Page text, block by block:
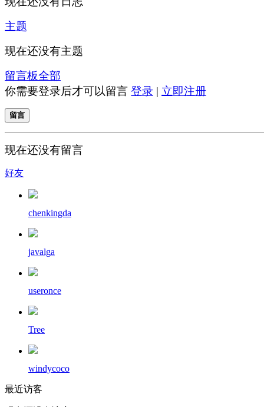
主题
现在还没有主题
留言板全部
你需要登录后才可以留言 登录 | 立即注册
留言
现在还没有留言
好友
chenkingda
javalga
useronce
Tree
windycoco
最近访客